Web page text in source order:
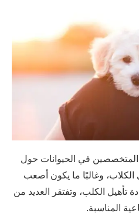
في الحيوانات حول
وغالبًا ما يكون أصعب
تأهيل الكلب، وتفتقر العديد من
المناسبة.